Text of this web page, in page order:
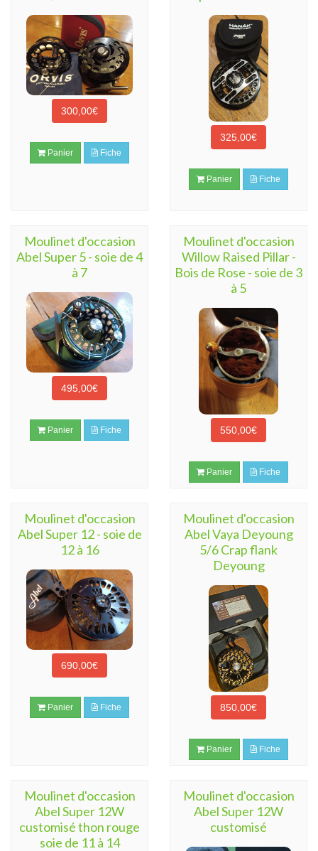
300,00€
Panier Fiche
325,00€
Panier Fiche
Moulinet d'occasion
Abel Super 5 - soie de 4
à 7
495,00€
Panier Fiche
Moulinet d'occasion
Willow Raised Pillar -
Bois de Rose - soie de 3
à 5
550,00€
Panier Fiche
Moulinet d'occasion
Abel Super 12 - soie de
12 à 16
690,00€
Panier Fiche
Moulinet d'occasion
Abel Vaya Deyoung
5/6 Crap flank
Deyoung
850,00€
Panier Fiche
Moulinet d'occasion
Abel Super 12W
customisé thon rouge
soie de 11 à 14
Moulinet d'occasion
Abel Super 12W
customisé